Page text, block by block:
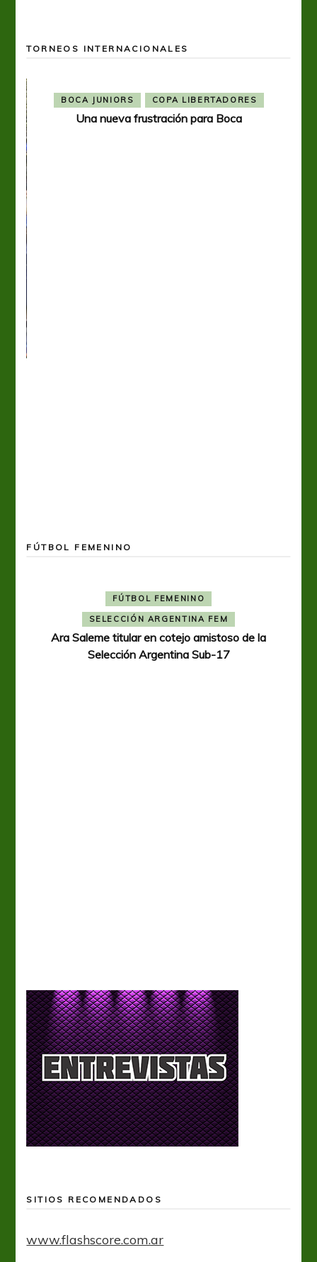
TORNEOS INTERNACIONALES
BOCA JUNIORS COPA LIBERTADORES
Una nueva frustración para Boca
FÚTBOL FEMENINO
FÚTBOL FEMENINO
SELECCIÓN ARGENTINA FEM
Ara Saleme titular en cotejo amistoso de la
Selección Argentina Sub-17
SITIOS RECOMENDADOS
www.flashscore.com.ar